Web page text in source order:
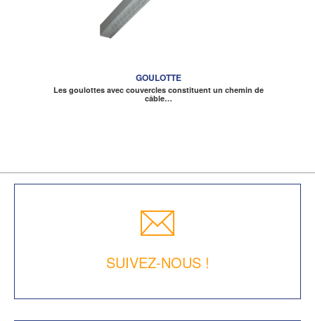
GOULOTTE
Les goulottes avec couvercles constituent un chemin de
câble…
SUIVEZ-NOUS !